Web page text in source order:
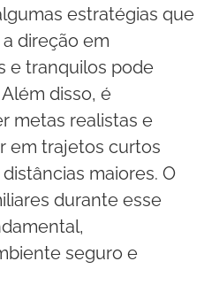
estratégias que
direção em
e tranquilos pode
disso, é
metas realistas e
em trajetos curtos
maiores. O
durante esse
seguro e